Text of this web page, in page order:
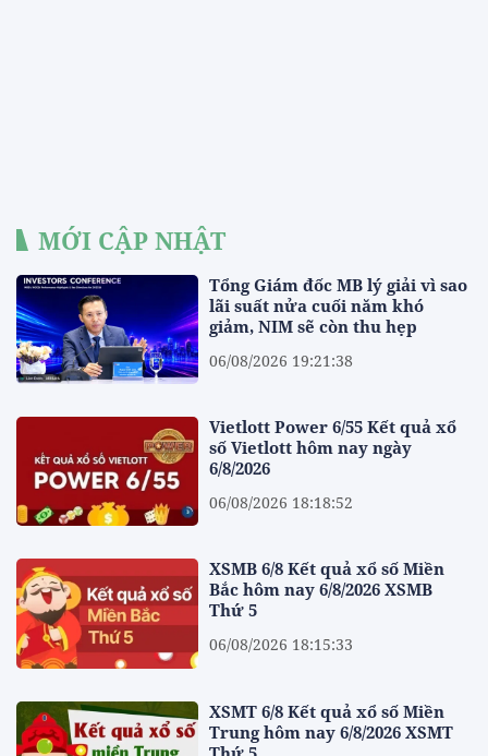
MỚI CẬP NHẬT
Tổng Giám đốc MB lý giải vì sao
lãi suất nửa cuối năm khó
giảm, NIM sẽ còn thu hẹp
06/08/2026 19:21:38
Vietlott Power 6/55 Kết quả xổ
số Vietlott hôm nay ngày
6/8/2026
06/08/2026 18:18:52
XSMB 6/8 Kết quả xổ số Miền
Bắc hôm nay 6/8/2026 XSMB
Thứ 5
06/08/2026 18:15:33
XSMT 6/8 Kết quả xổ số Miền
Trung hôm nay 6/8/2026 XSMT